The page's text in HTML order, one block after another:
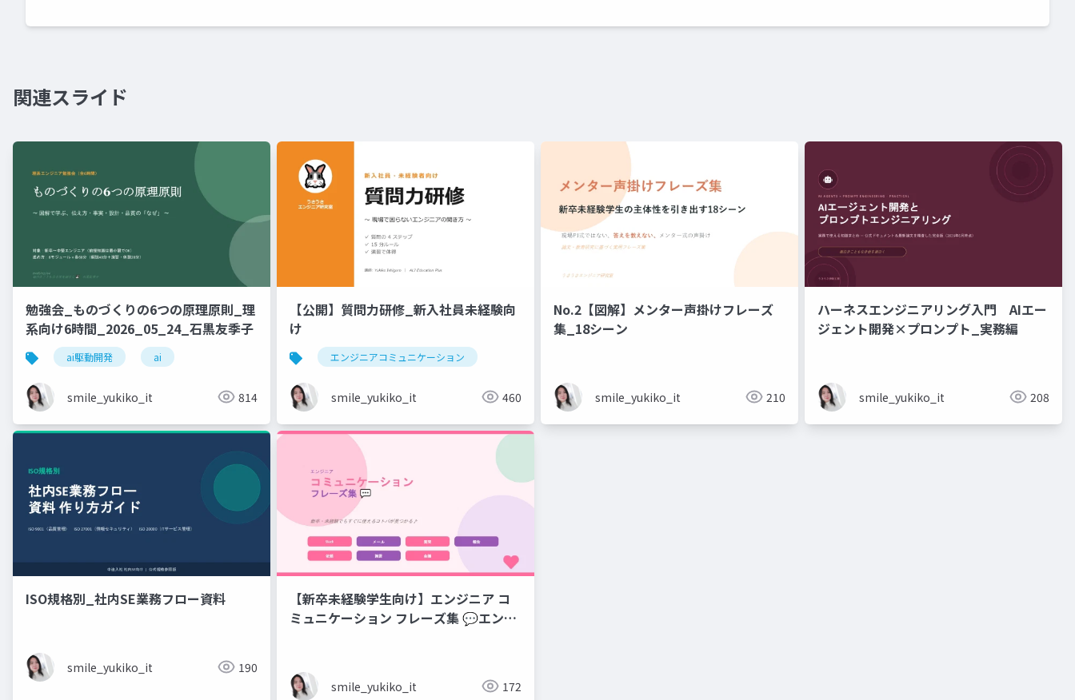
関連スライド
勉強会_ものづくりの6つの原理原則_理
系向け6時間_2026_05_24_石黒友季子
ai駆動開発 ai
smile_yukiko_it 814
【公開】質問力研修_新入社員未経験向
け
エンジニアコミュニケーション
smile_yukiko_it 460
No.2【図解】メンター声掛けフレーズ
集_18シーン
smile_yukiko_it 210
ハーネスエンジニアリング入門 AIエー
ジェント開発×プロンプト_実務編
smile_yukiko_it 208
ISO規格別_社内SE業務フロー資料
smile_yukiko_it 190
【新卒未経験学生向け】エンジニア コ
ミュニケーション フレーズ集 💬エンジ
smile_yukiko_it 172